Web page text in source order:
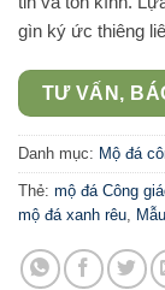
gìn ký ức thiêng
TƯ VẤN,
Danh mục: Mộ đá
Thẻ: mộ đá Công
mộ đá xanh rêu,